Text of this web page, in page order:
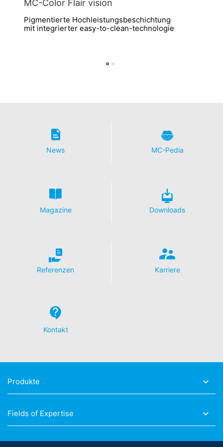
MC-Color Flair vision
Pigmentierte Hochleistungsbeschichtung
mit integrierter easy-to-clean-technologie
News MC-Pedia
Magazine Downloads
Referenzen Karriere
Kontakt
Produkte
Fields of Expertise